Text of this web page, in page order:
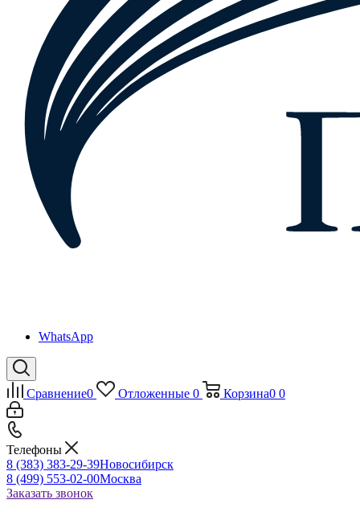
WhatsApp
Сравнение0 Отложенные 0 Корзина0 0
Телефоны
8 (383) 383-29-39Новосибирск
8 (499) 553-02-00Москва
Заказать звонок